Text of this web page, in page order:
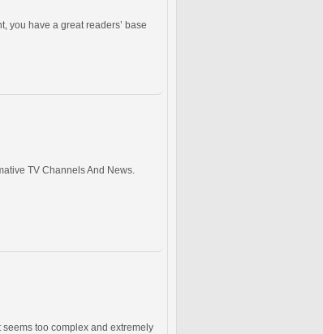
you have a great readers’ base
TV Channels And News.
too complex and extremely